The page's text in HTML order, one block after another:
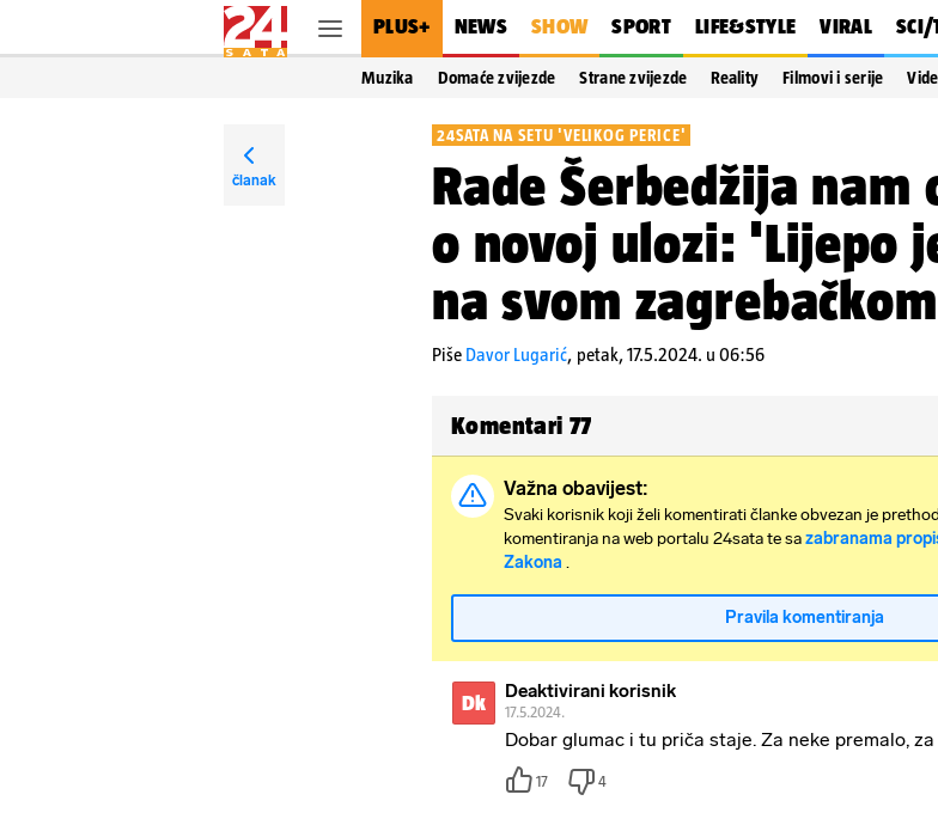
PLUS+ NEWS SHOW SPORT LIFE&STYLE VIRAL SCI/
Muzika Domaće zvijezde Strane zvijezde Reality Filmovi i serije
članak
24SATA NA SETU 'VELIKOG PERICE'
Rade Šerbedžija nam
o novoj ulozi: 'Lijepo
na svom
Piše Davor Lugarić, petak, 17.5.2024. u 06:56
Komentari 77
Važna obavijest:
Svaki korisnik koji želi komentirati članke obvezan je
komentiranja na web portalu 24sata te sazabranama
Zakona .
Pravila komentiranja
Dk Deaktivirani korisnik
17.5.2024.
Dobar glumac i tu priča staje. Za neke premalo,
17 4